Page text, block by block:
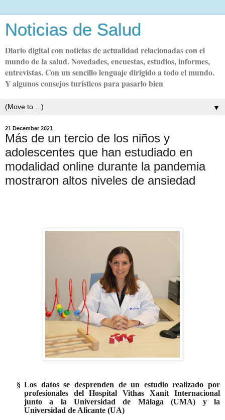
Noticias de Salud
Diario digital con noticias de actualidad relacionadas con el
mundo de la salud. Novedades, encuestas, estudios, informes,
entrevistas. Con un sencillo lenguaje dirigido a todo el mundo.
Y algunos consejos turísticos para pasarlo bien
▼
21 December 2021
Más de un tercio de los niños y
adolescentes que han estudiado en
modalidad online durante la pandemia
mostraron altos niveles de ansiedad
§ Los datos se desprenden de un estudio realizado por
profesionales del Hospital Vithas Xanit Internacional
junto a la Universidad de Málaga (UMA) y la
Universidad de Alicante (UA)